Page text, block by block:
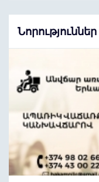
Նորություններ